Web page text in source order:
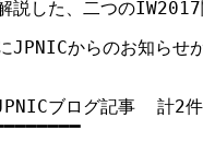
説した、二つの
JPNICからのお知らせ
ブログ記事  計2件